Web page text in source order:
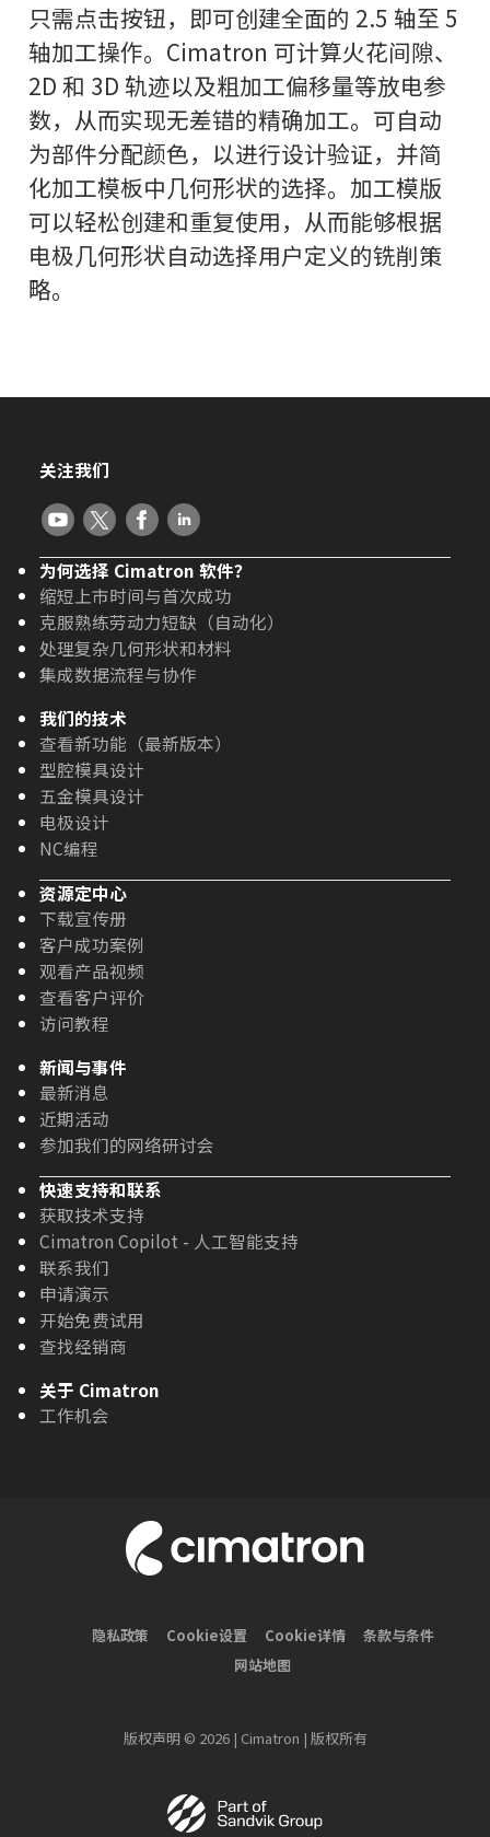
只需点击按钮，即可创建全面的 2.5 轴至 5
轴加工操作。Cimatron 可计算火花间隙、
2D 和 3D 轨迹以及粗加工偏移量等放电参
数，从而实现无差错的精确加工。可自动
为部件分配颜色，以进行设计验证，并简
化加工模板中几何形状的选择。加工模版
可以轻松创建和重复使用，从而能够根据
电极几何形状自动选择用户定义的铣削策
略。
关注我们
为何选择 Cimatron 软件？
缩短上市时间与首次成功
克服熟练劳动力短缺（自动化）
处理复杂几何形状和材料
集成数据流程与协作
我们的技术
查看新功能（最新版本）
型腔模具设计
五金模具设计
电极设计
NC编程
资源定中心
下载宣传册
客户成功案例
观看产品视频
查看客户评价
访问教程
新闻与事件
最新消息
近期活动
参加我们的网络研讨会
快速支持和联系
获取技术支持
Cimatron Copilot - 人工智能支持
联系我们
申请演示
开始免费试用
查找经销商
关于 Cimatron
工作机会
隐私政策 Cookie设置 Cookie详情
条款与条件
网站地图
版权声明 © 2026 | Cimatron | 版权所有